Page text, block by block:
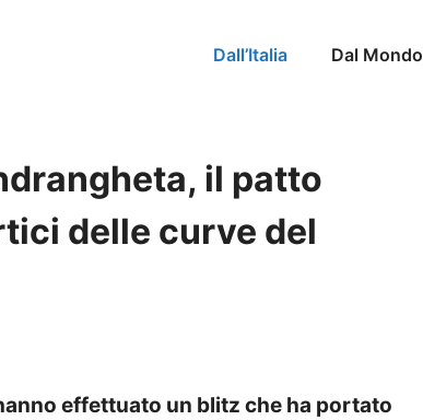
Dall’Italia Dal Mondo
il patto
delle curve del
effettuato un blitz che ha portato